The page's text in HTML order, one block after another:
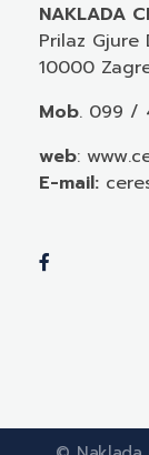
NAKLADA
Prilaz
10000
Mob. 099 /
web:
E-mail: